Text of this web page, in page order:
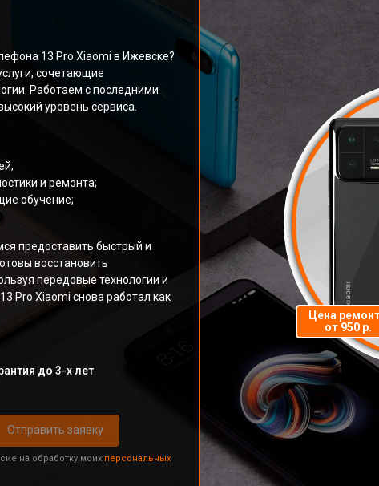
13 Pro Xiaomi в Ижевске?
сочетающие
Работаем с последними
уровень сервиса.
и ремонта;
обучение;
предоставить быстрый и
восстановить
передовые технологии и
Pro Xiaomi снова работал как
до 3-х лет
Отправить заявку
на обработку моих персональных
Цена
от 950 р.